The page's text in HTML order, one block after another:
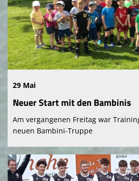
29 Mai
Neuer Start mit den Bambinis
Am vergangenen Freitag war
neuen Bambini-Truppe